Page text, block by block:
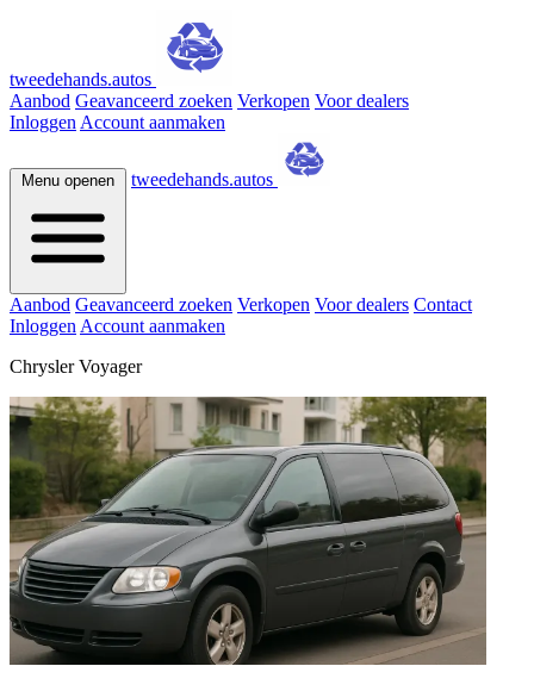
tweedehands.autos
Aanbod Geavanceerd zoeken Verkopen Voor dealers
Inloggen Account aanmaken
Menu openen tweedehands.autos
Aanbod Geavanceerd zoeken Verkopen Voor dealers Contact
Inloggen Account aanmaken
Chrysler Voyager